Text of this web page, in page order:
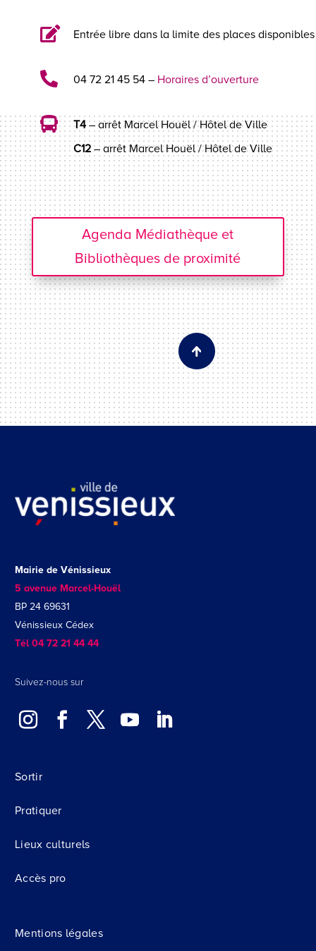
 Entrée libre dans la limite des places disponibles
 04 72 21 45 54 – Horaires d’ouverture
 T4– arrêt Marcel Houël / Hôtel de Ville
C12– arrêt Marcel Houël / Hôtel de Ville
Agenda Médiathèque et
Bibliothèques de proximité
Mairie de Vénissieux
5 avenue Marcel-Houël
BP 24 69631
Vénissieux Cédex
Tél 04 72 21 44 44
Suivez-nous sur
Sortir
Pratiquer
Lieux culturels
Accès pro
Mentions légales